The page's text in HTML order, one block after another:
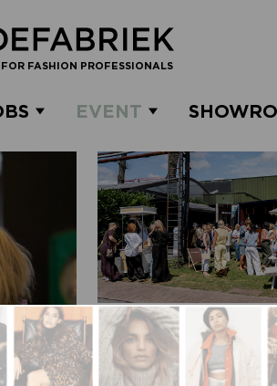
FASHION PROFESSIONALS
EVENT
EXPOSEREN